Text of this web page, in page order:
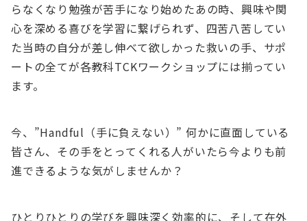
らなくなり勉強が苦手になり始めたあの時、興味や関
心を深める喜びを学習に繋げられず、四苦八苦してい
た当時の自分が差し伸べて欲しかった救いの手、サポ
ートの全てが各教科TCKワークショップには揃ってい
ます。
今、”Handful（手に負えない）” 何かに直面している
皆さん、その手をとってくれる人がいたら今よりも前
進できるような気がしませんか？
ひとりひとりの学びを興味深く効率的に、そして在外